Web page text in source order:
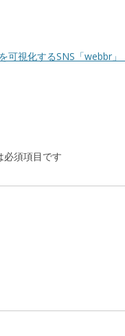
可視化するSNS「webbr」
必須項目です